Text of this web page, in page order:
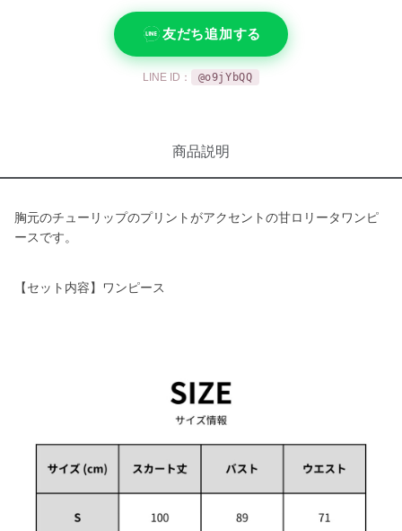
友だち追加する
LINE ID： @o9jYbQQ
商品説明
胸元のチューリップのプリントがアクセントの甘ロリータワンピ
ースです。
【セット内容】ワンピース